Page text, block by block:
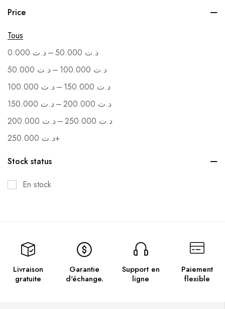
Soutenance
Price
Tous
د.ت – د.ت
د.ت – د.ت
د.ت – د.ت
د.ت – د.ت
د.ت – د.ت
د.ت+
Stock status
En stock
Livraison
gratuite
Garantie
d'échange.
Support en
ligne
Paiement
flexible